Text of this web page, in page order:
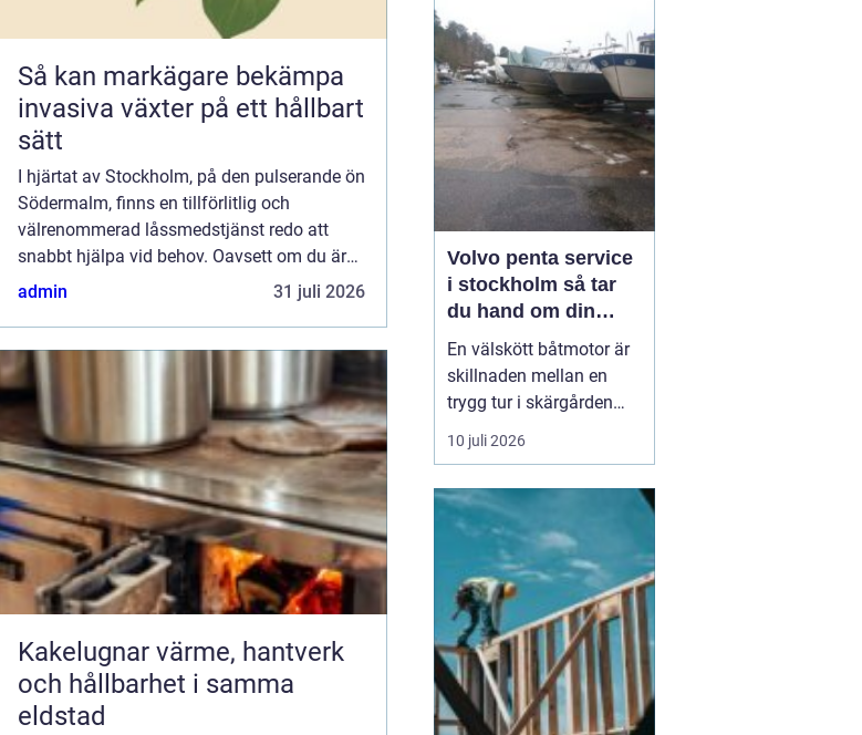
Så kan markägare bekämpa
invasiva växter på ett hållbart
sätt
I hjärtat av Stockholm, på den pulserande ön
Södermalm, finns en tillförlitlig och
välrenommerad låssmedstjänst redo att
snabbt hjälpa vid behov. Oavsett om du är
låst ute, behöver byta e...
admin 31 juli 2026
Kakelugnar värme, hantverk
och hållbarhet i samma
eldstad
förhållanden. Rä...
Volvo penta service
i stockholm så tar
du hand om din
båtmotor på rätt sätt
En välskött båtmotor är
skillnaden mellan en
trygg tur i skärgården
och en sommar fylld av
ofrivilliga stopp. Många
Stockholmsområdet
använder Volvo Penta,
just eftersom motorerna
är driftsäkra och
anpassade för nordiska
förhållanden. Men ...
10 juli 2026